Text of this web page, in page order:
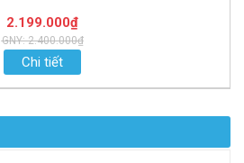
2.199.000₫
GNY: 2.400.000₫
Chi tiết